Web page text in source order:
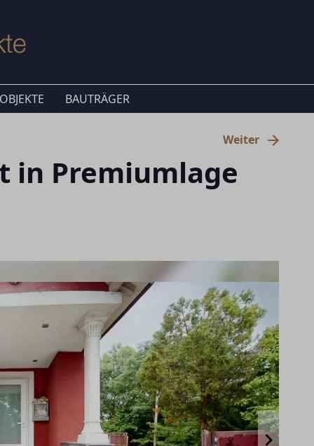
BAUTRÄGER
Weiter
in Premiumlage